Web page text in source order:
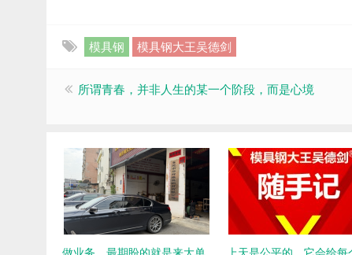
模具钢 模具钢大王吴德剑
所谓青春，并非人生的某一个阶段，而是心境
做业务，最期盼的就是来大单 上天是公平的，它会给每